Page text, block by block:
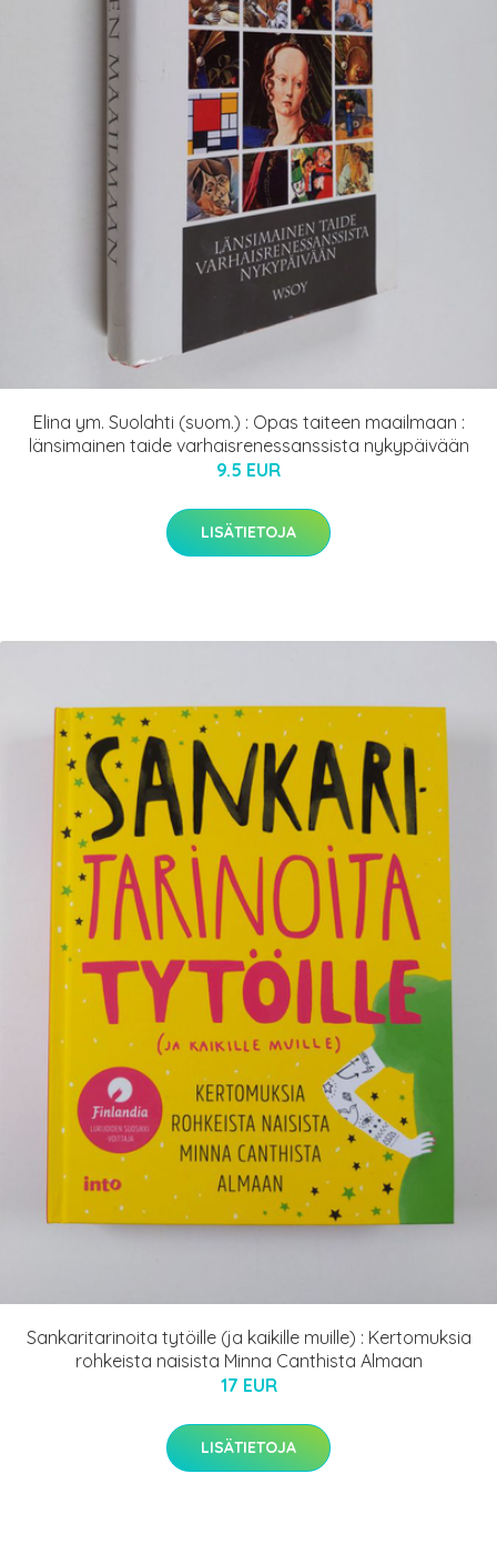
Elina ym. Suolahti (suom.) : Opas taiteen maailmaan :
länsimainen taide varhaisrenessanssista nykypäivään
9.5 EUR
LISÄTIETOJA
Sankaritarinoita tytöille (ja kaikille muille) : Kertomuksia
rohkeista naisista Minna Canthista Almaan
17 EUR
LISÄTIETOJA